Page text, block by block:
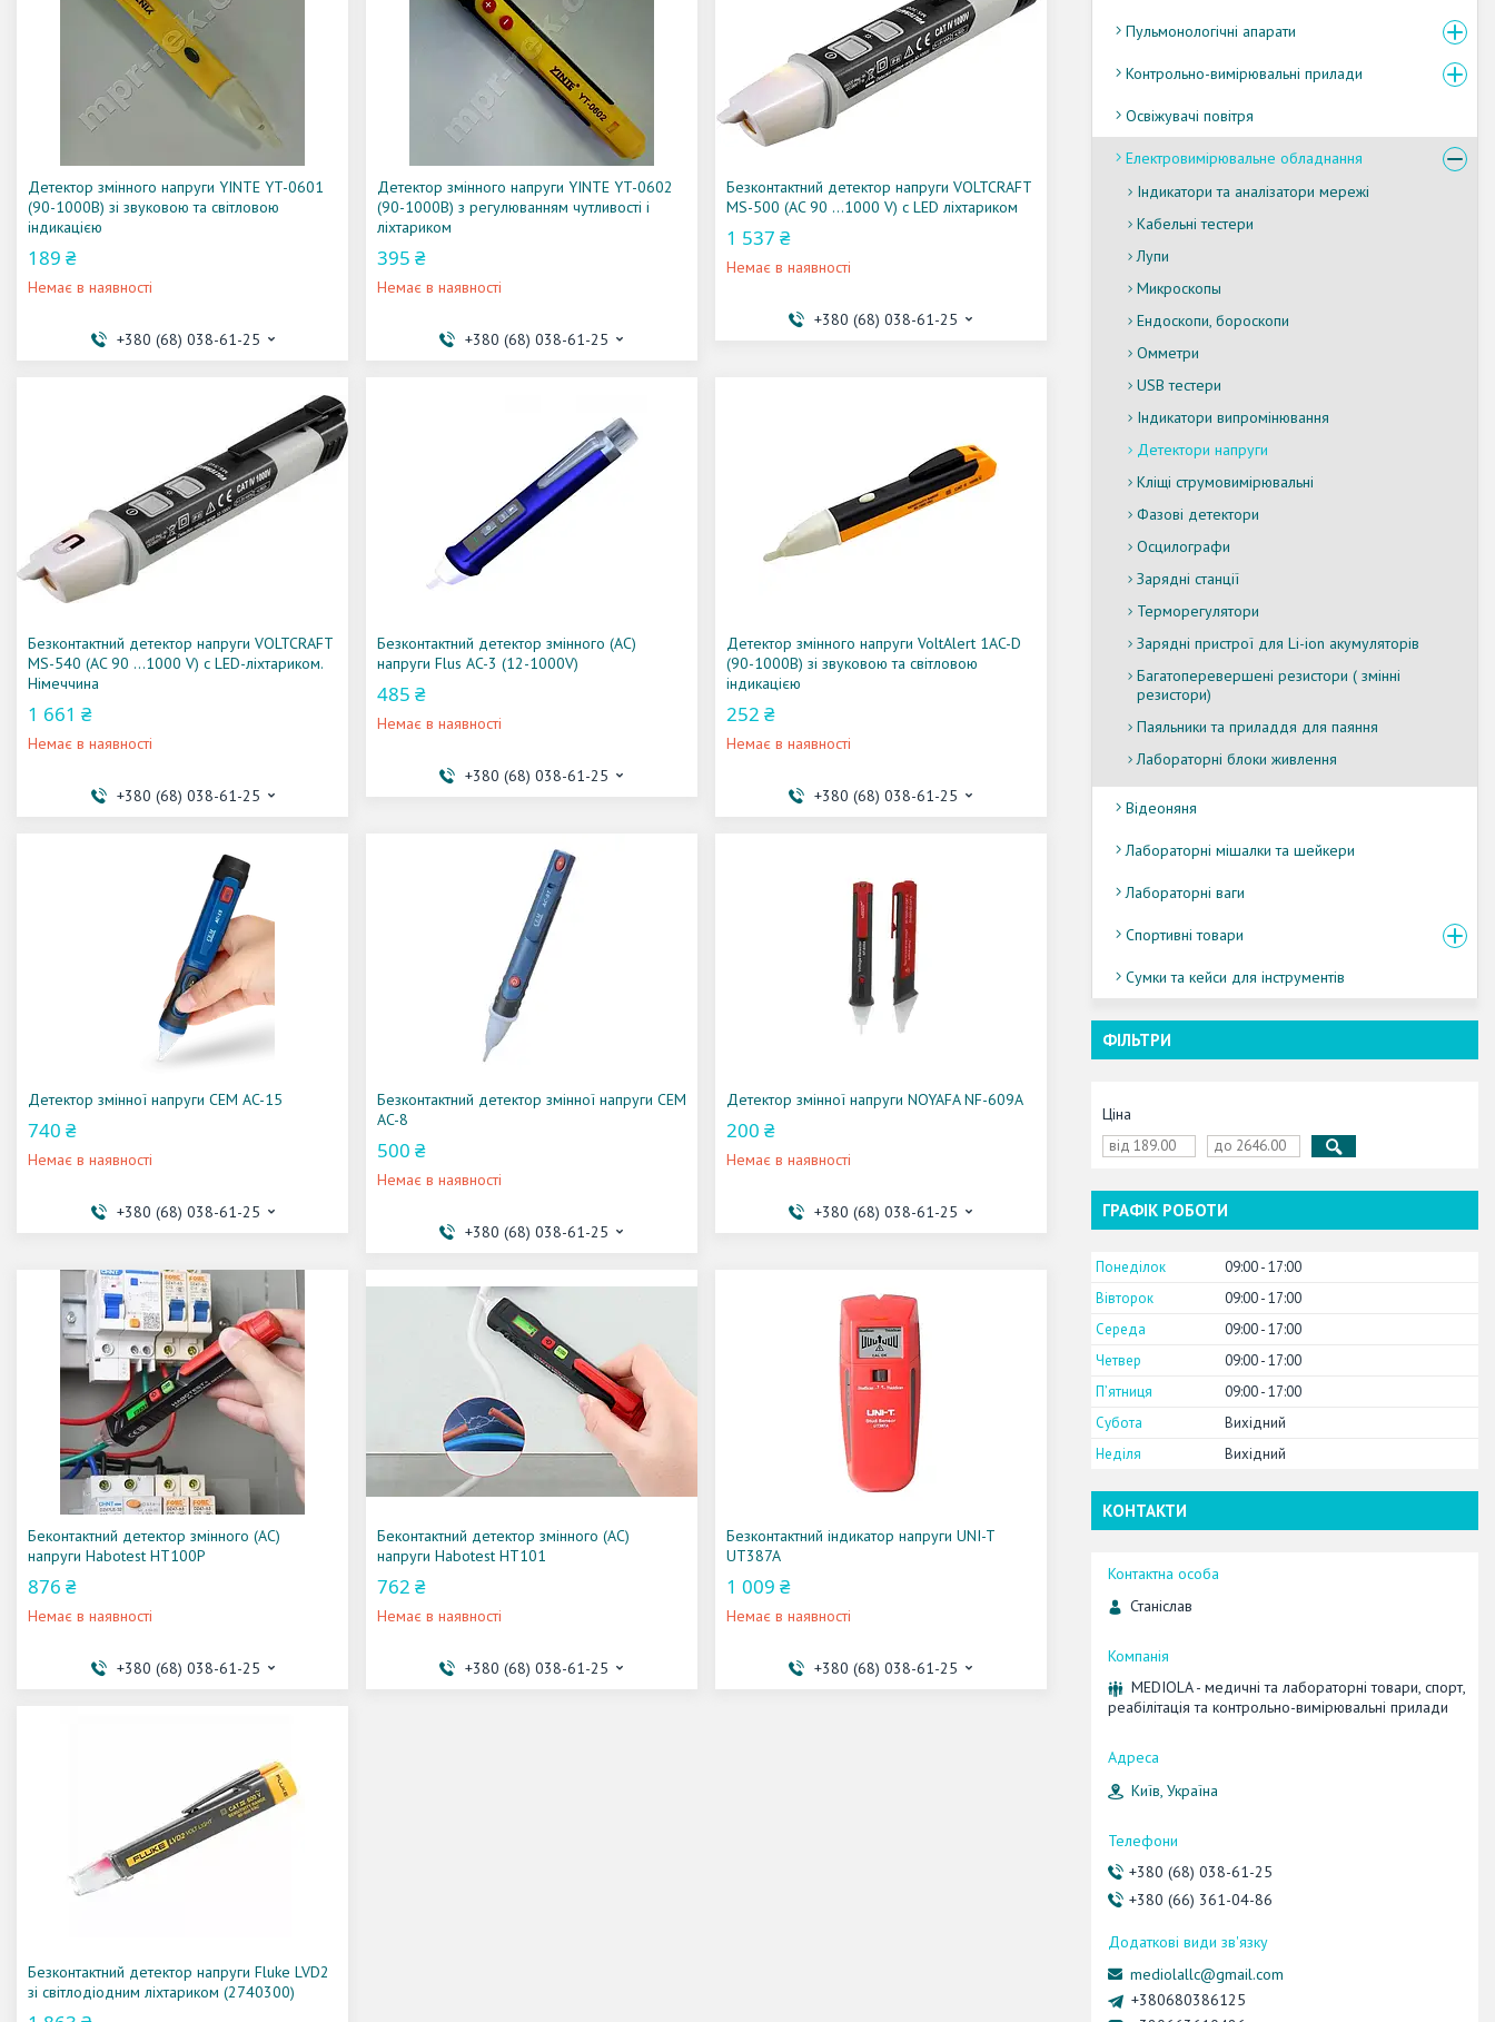
Детектор змінного напруги YINTE YT-0601
(90-1000В) зі звуковою та світловою
індикацією
189 ₴
Немає в наявності
+380 (68) 038-61-25
Детектор змінного напруги YINTE YT-0602
(90-1000В) з регулюванням чутливості і
ліхтариком
395 ₴
Немає в наявності
+380 (68) 038-61-25
Безконтактний детектор напруги VOLTCRAFT
MS-500 (AC 90 ...1000 V) c LED ліхтариком
1 537 ₴
Немає в наявності
+380 (68) 038-61-25
Безконтактний детектор напруги VOLTCRAFT
MS-540 (AC 90 ...1000 V) c LED-ліхтариком.
Німеччина
1 661 ₴
Немає в наявності
+380 (68) 038-61-25
Безконтактний детектор змінного (AC)
напруги Flus AC-3 (12-1000V)
485 ₴
Немає в наявності
+380 (68) 038-61-25
Детектор змінного напруги VoltAlert 1AC-D
(90-1000В) зі звуковою та світловою
індикацією
252 ₴
Немає в наявності
+380 (68) 038-61-25
Детектор змінної напруги CEM AC-15
740 ₴
Немає в наявності
+380 (68) 038-61-25
Безконтактний детектор змінної напруги CEM
AC-8
500 ₴
Немає в наявності
+380 (68) 038-61-25
Детектор змінної напруги NOYAFA NF-609A
200 ₴
Немає в наявності
+380 (68) 038-61-25
Беконтактний детектор змінного (AC)
напруги Habotest HT100P
876 ₴
Немає в наявності
+380 (68) 038-61-25
Беконтактний детектор змінного (AC)
напруги Habotest HT101
762 ₴
Немає в наявності
+380 (68) 038-61-25
Безконтактний індикатор напруги UNI-T
UT387A
1 009 ₴
Немає в наявності
+380 (68) 038-61-25
Безконтактний детектор напруги Fluke LVD2
зі світлодіодним ліхтариком (2740300)
Пульмонологічні апарати
Контрольно-вимірювальні прилади
Освіжувачі повітря
Електровимірювальне обладнання
Індикатори та аналізатори мережі
Кабельні тестери
Лупи
Микроскопы
Ендоскопи, бороскопи
Омметри
USB тестери
Індикатори випромінювання
Детектори напруги
Кліщі струмовимірювальні
Фазові детектори
Осцилографи
Зарядні станції
Терморегулятори
Зарядні пристрої для Li-ion акумуляторів
Багатоперевершені резистори ( змінні
резистори)
Паяльники та приладдя для паяння
Лабораторні блоки живлення
Відеоняня
Лабораторні мішалки та шейкери
Лабораторні ваги
Спортивні товари
Сумки та кейси для інструментів
ФІЛЬТРИ
Ціна
ГРАФІК РОБОТИ
Понеділок 09:00 17:00
Вівторок
09:00 17:00
Середа
09:00 17:00
Четвер
09:00 17:00
Пʼятниця
09:00 17:00
Субота
Вихідний
Неділя
Вихідний
КОНТАКТИ
Станіслав
MEDIOLA - медичні та лабораторні товари, спорт,
реабілітація та контрольно-вимірювальні прилади
Київ, Україна
+380 (68) 038-61-25
+380 (66) 361-04-86
mediolallc@gmail.com
+380680386125